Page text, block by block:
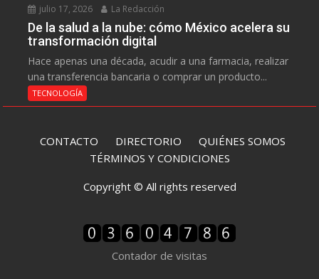
julio 17, 2026 La Redacción
De la salud a la nube: cómo México acelera su
transformación digital
Hace apenas una década, acudir a una farmacia, realizar
una transferencia bancaria o comprar un producto...
TECNOLOGÍA
CONTACTO DIRECTORIO QUIÉNES SOMOS
TÉRMINOS Y CONDICIONES
Copyright © All rights reserved
Contador de visitas